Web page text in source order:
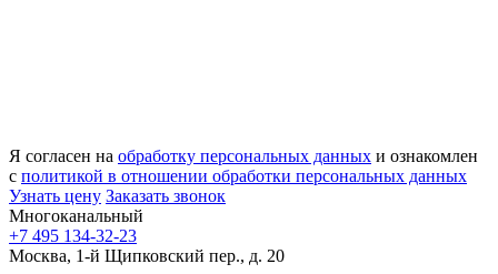
Я согласен на обработку персональных данных и ознакомлен
с политикой в отношении обработки персональных данных
Узнать цену Заказать звонок
Многоканальный
+7 495 134-32-23
Москва, 1-й Щипковский пер., д. 20